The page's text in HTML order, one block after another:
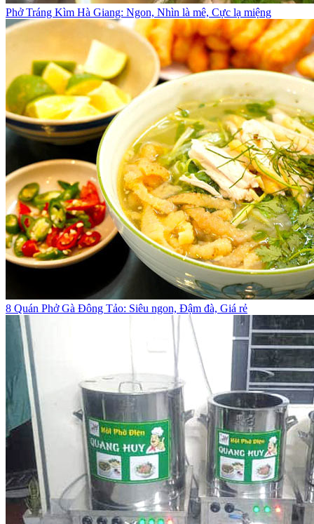
Phở Tráng Kìm Hà Giang: Ngon, Nhìn là mê, Cực lạ miệng
8 Quán Phở Gà Đông Tảo: Siêu ngon, Đậm đà, Giá rẻ